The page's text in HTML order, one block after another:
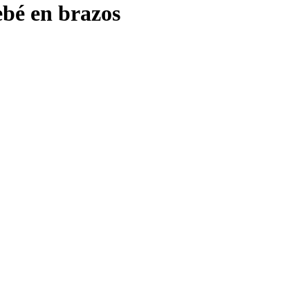
en brazos